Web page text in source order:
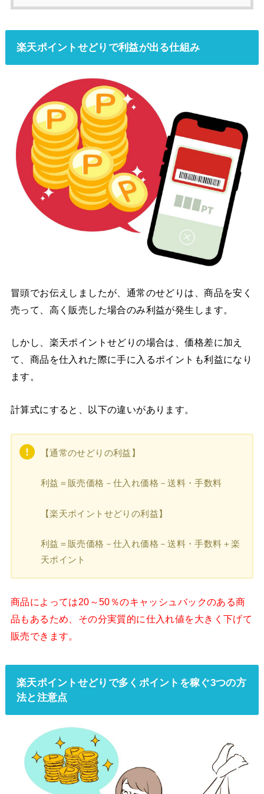
楽天ポイントせどりで利益が出る仕組み
冒頭でお伝えしましたが、通常のせどりは、商品を安く
売って、高く販売した場合のみ利益が発生します。
しかし、楽天ポイントせどりの場合は、価格差に加え
て、商品を仕入れた際に手に入るポイントも利益になり
ます。
計算式にすると、以下の違いがあります。
【通常のせどりの利益】
利益＝販売価格－仕入れ価格－送料・手数料
【楽天ポイントせどりの利益】
利益＝販売価格－仕入れ価格－送料・手数料＋楽
天ポイント
商品によっては20～50％のキャッシュバックのある商
品もあるため、その分実質的に仕入れ値を大きく下げて
販売できます。
楽天ポイントせどりで多くポイントを稼ぐ3つの方
法と注意点